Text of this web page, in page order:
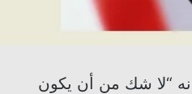
أنه “لا شك من أن يكون